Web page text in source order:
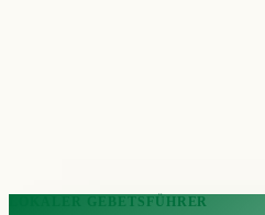
LOKALER GEBETSFÜHRER